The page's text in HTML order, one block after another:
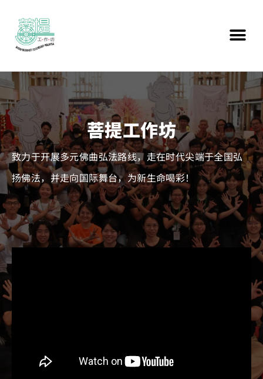
菩提工作坊
致力于开展多元佛曲弘法路线，走在时代尖端于全国弘
扬佛法，并走向国际舞台，为新生命喝彩！